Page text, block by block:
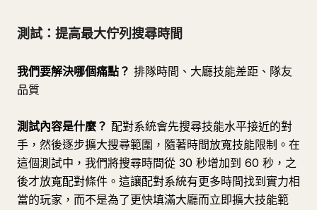
測試：提高最大佇列搜尋時間
我們要解決哪個痛點？ 排隊時間、大廳技能差距、隊友
品質
測試內容是什麼？ 配對系統會先搜尋技能水平接近的對
手，然後逐步擴大搜尋範圍，隨著時間放寬技能限制。在
這個測試中，我們將搜尋時間從 30 秒增加到 60 秒，之
後才放寬配對條件。這讓配對系統有更多時間找到實力相
當的玩家，而不是為了更快填滿大廳而立即擴大技能範